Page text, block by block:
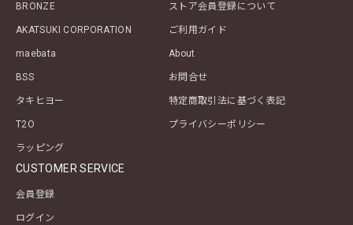
BRONZE
AKATSUKI CORPORATION
maebata
BSS
タキヒヨー
T2O
ラッピング
ストア会員登録について
ご利用ガイド
About
お問合せ
特定商取引法に基づく表記
プライバシーポリシー
CUSTOMER SERVICE
会員登録
ログイン